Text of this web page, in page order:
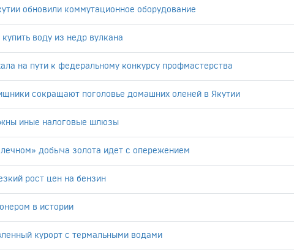
обновили коммутационное оборудование
воду из недр вулкана
на пути к федеральному конкурсу профмастерства
сокращают поголовье домашних оленей в Якутии
иные налоговые шлюзы
добыча золота идет с опережением
рост цен на бензин
в истории
курорт с термальными водами